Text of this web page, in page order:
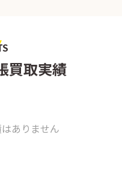
買取実績
ありません